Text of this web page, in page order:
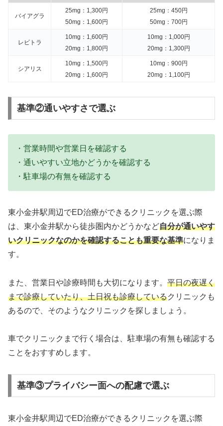
バイアグラ
25mg：1,300円
50mg：1,600円
25mg：450円
50mg：700円
レビトラ
10mg：1,600円
20mg：1,800円
10mg：1,000円
20mg：1,300円
シアリス
10mg：1,500円
20mg：1,600円
10mg：900円
20mg：1,100円
基準②通いやすさで選ぶ
・営業時間や営業日を確認する
・通いやすい立地かどうかを確認する
・駐車場の有無を確認する
東小金井駅周辺でED治療ができるクリニックを選ぶ際
は、東小金井駅から徒歩圏内かどうかなど自分が通いやす
いクリニックなのかを確認することも重要な基準になりま
す。
また、営業日や診療時間も大切になります。 平日の夜遅く
まで診療していたり、土日祝も診療しているクリニックも
あるので、そのようなクリニックを探しましょう。
車でクリニックまで行く場合は、駐車場の有無も確認する
ことをおすすめします。
基準③プライバシー面への配慮で選ぶ
東小金井駅周辺でED治療ができるクリニックを選ぶ際